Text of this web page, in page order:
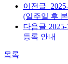
이전글
(일주일 후
다음글
등록 안내
목록